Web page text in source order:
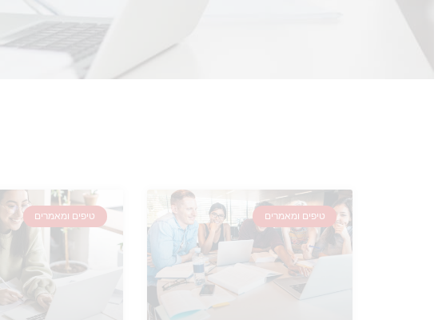
טיפים ומאמרים טיפים ומאמרים